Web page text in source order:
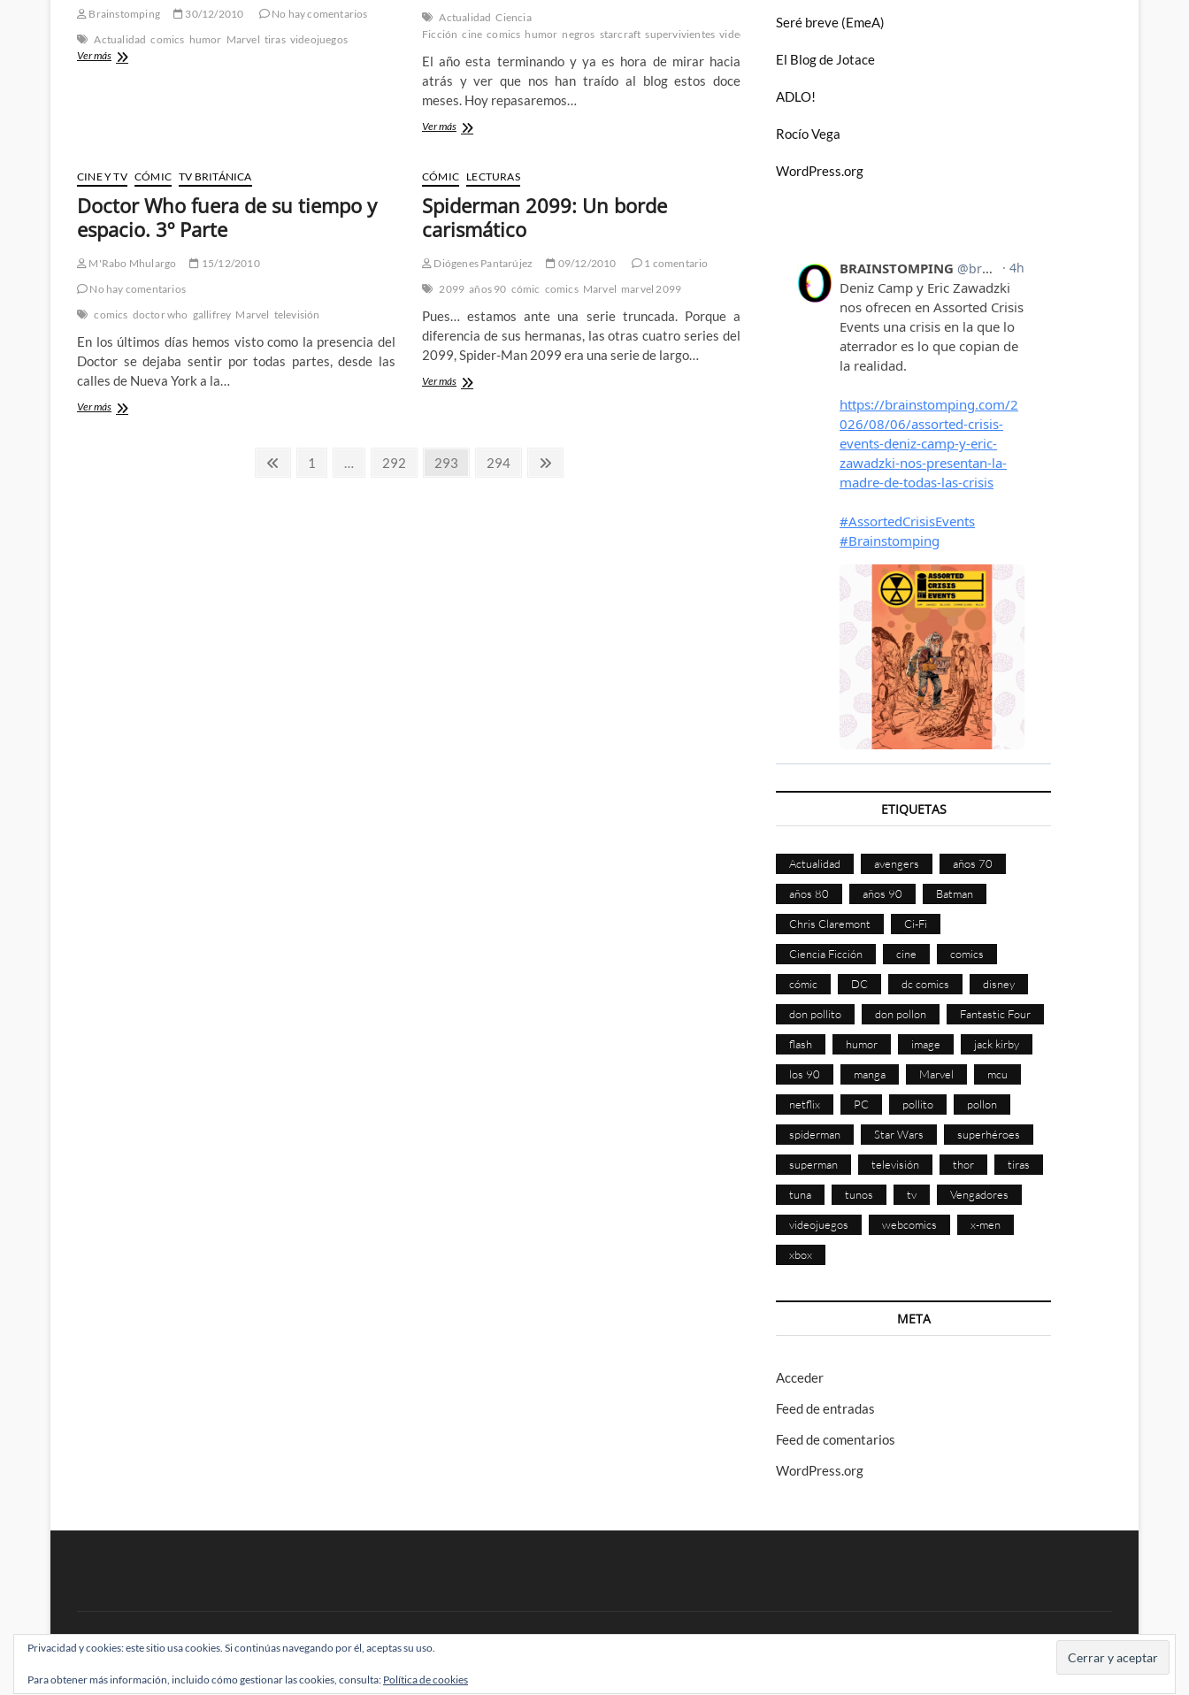
Mighty
Brainstomping 30/12/2010
No hay comentarios
Actualidad comics humor Marvel tiras videojuegos
Ver másMarvel
sé
cuantas
cosas
más
Actualidad Ciencia
Ficción cine comics humor negros starcraft supervivientes videojuegos
El año esta terminando y ya es hora de mirar hacia
atrás y ver que nos han traído al blog estos doce
meses. Hoy repasaremos…
Ver másLo
lo
más
de
CINE Y TV CÓMIC TV BRITÁNICA
Doctor Who fuera de su tiempo y
espacio. 3º Parte
M'Rabo Mhulargo
15/12/2010
No hay comentarios
comics doctor who gallifrey Marvel televisión
En los últimos días hemos visto como la presencia del
Doctor se dejaba sentir por todas partes, desde las
calles de Nueva York a la…
Ver másDoctor
CÓMIC LECTURAS
Spiderman 2099: Un borde
carismático
Diógenes Pantarújez 09/12/2010
1 comentario
2099 años 90 cómic comics Marvel marvel 2099
Pues… estamos ante una serie truncada. Porque a
diferencia de sus hermanas, las otras cuatro series del
2099, Spider-Man 2099 era una serie de largo…
Ver másSpiderman
PáginaPágina
1 … Página
292 Página
293 Página
294
Página
Seré breve (EmeA)
El Blog de Jotace
ADLO!
Rocío Vega
WordPress.org
ETIQUETAS
Actualidad avengers años 70
años 80 años 90 Batman
Chris Claremont Ci-Fi
Ciencia Ficción cine comics
cómic DC dc comics disney
don pollito don pollon Fantastic Four
flash humor image jack kirby
los 90 manga Marvel mcu
netflix PC pollito pollon
spiderman Star Wars superhéroes
superman televisión thor tiras
tuna tunos tv Vengadores
videojuegos webcomics x-men
xbox
META
Acceder
Feed de entradas
Feed de comentarios
WordPress.org
BRAINSTOMPING| Diseñado por:Theme Freesia|WordPress| © Todos los derechos reservados
Privacidad y cookies: este sitio usa cookies. Si continúas navegando por él, aceptas su uso.
Para obtener más información, incluido cómo gestionar las cookies, consulta: Política de cookies